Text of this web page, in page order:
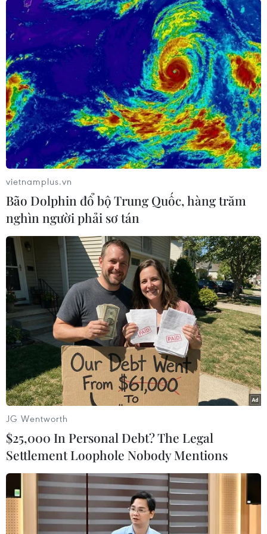
#Samsung Electroncis
#điện thoại thông minh Galaxy S21
#hệ điều hành Android
#đa phương tiện #mạng 5G
TIN LIÊN QUAN
Thị trường điện thoại thông minh Trung
vietnamplus.vn
Bão Dolphin đổ bộ Trung Quốc, hàng trăm
nghìn người phải sơ tán
JG Wentworth
$25,000 In Personal Debt? The Legal
Settlement Loophole Nobody Mentions